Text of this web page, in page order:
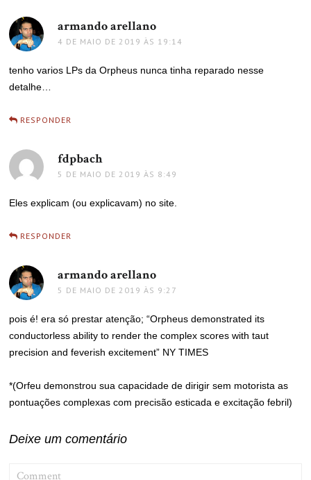
armando arellano
4 DE MAIO DE 2019 ÀS 19:14
tenho varios LPs da Orpheus nunca tinha reparado nesse
detalhe…
RESPONDER
fdpbachdisse:
5 DE MAIO DE 2019 ÀS 8:49
Eles explicam (ou explicavam) no site.
RESPONDER
armando arellano
5 DE MAIO DE 2019 ÀS 9:27
pois é! era só prestar atenção; “Orpheus demonstrated its
conductorless ability to render the complex scores with taut
precision and feverish excitement” NY TIMES
*(Orfeu demonstrou sua capacidade de dirigir sem motorista as
pontuações complexas com precisão esticada e excitação febril)
Deixe um comentário